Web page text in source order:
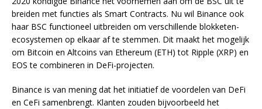
breiden met functies als Smart Contracts. Nu wil Binance ook
haar BSC functioneel uitbreiden om verschillende blokketen-
ecosystemen op elkaar af te stemmen. Dit maakt het mogelijk
om Bitcoin en Altcoins van Ethereum (ETH) tot Ripple (XRP) en
EOS te combineren in DeFi-projecten.
Binance is van mening dat het initiatief de voordelen van DeFi
en CeFi samenbrengt. Klanten zouden bijvoorbeeld het